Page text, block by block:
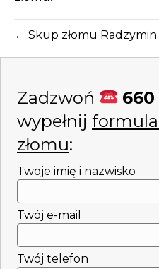
← Skup złomu Radzymin
Zadzwoń 660
wypełnij
złomu:
Twoje imię i nazwisko
Twój e-mail
Twój telefon